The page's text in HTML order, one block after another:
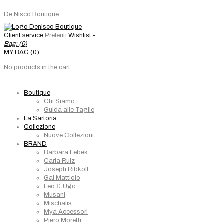
De Nisco Boutique
Client service Preferiti Wishlist -
Bag: (0)
MY BAG (0)
No products in the cart.
Boutique
Chi Siamo
Guida alle Taglie
La Sartoria
Collezione
Nuove Collezioni
BRAND
Barbara Lebek
Carla Ruiz
Joseph Ribkoff
Gai Mattiolo
Leo & Ugo
Musani
Mischalis
Mya Accessori
Piero Moretti